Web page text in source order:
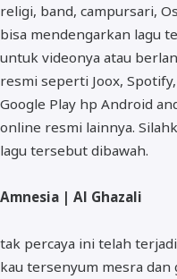
religi, band, campursari,
bisa mendengarkan lagu
untuk videonya atau
resmi seperti Joox,
Google Play hp Android
online resmi lainnya.
lagu tersebut dibawah.
Amnesia | Al Ghazali
tak percaya ini telah terjadi
kau tersenyum mesra dan